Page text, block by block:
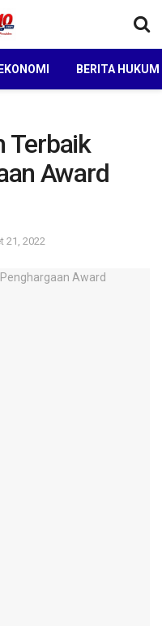
BERITA
Terbaik
Award
21, 2022